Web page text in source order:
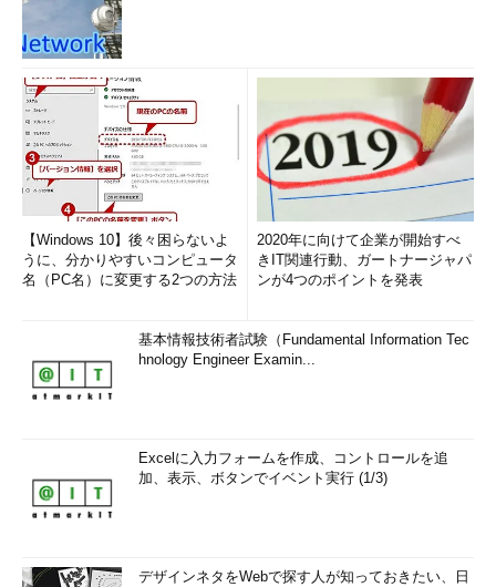
【Windows 10】後々困らないよ
うに、分かりやすいコンピュータ
名（PC名）に変更する2つの方法
2020年に向けて企業が開始すべ
きIT関連行動、ガートナージャパ
ンが4つのポイントを発表
基本情報技術者試験（Fundamental Information Tec
hnology Engineer Examin...
Excelに入力フォームを作成、コントロールを追
加、表示、ボタンでイベント実行 (1/3)
デザインネタをWebで探す人が知っておきたい、日